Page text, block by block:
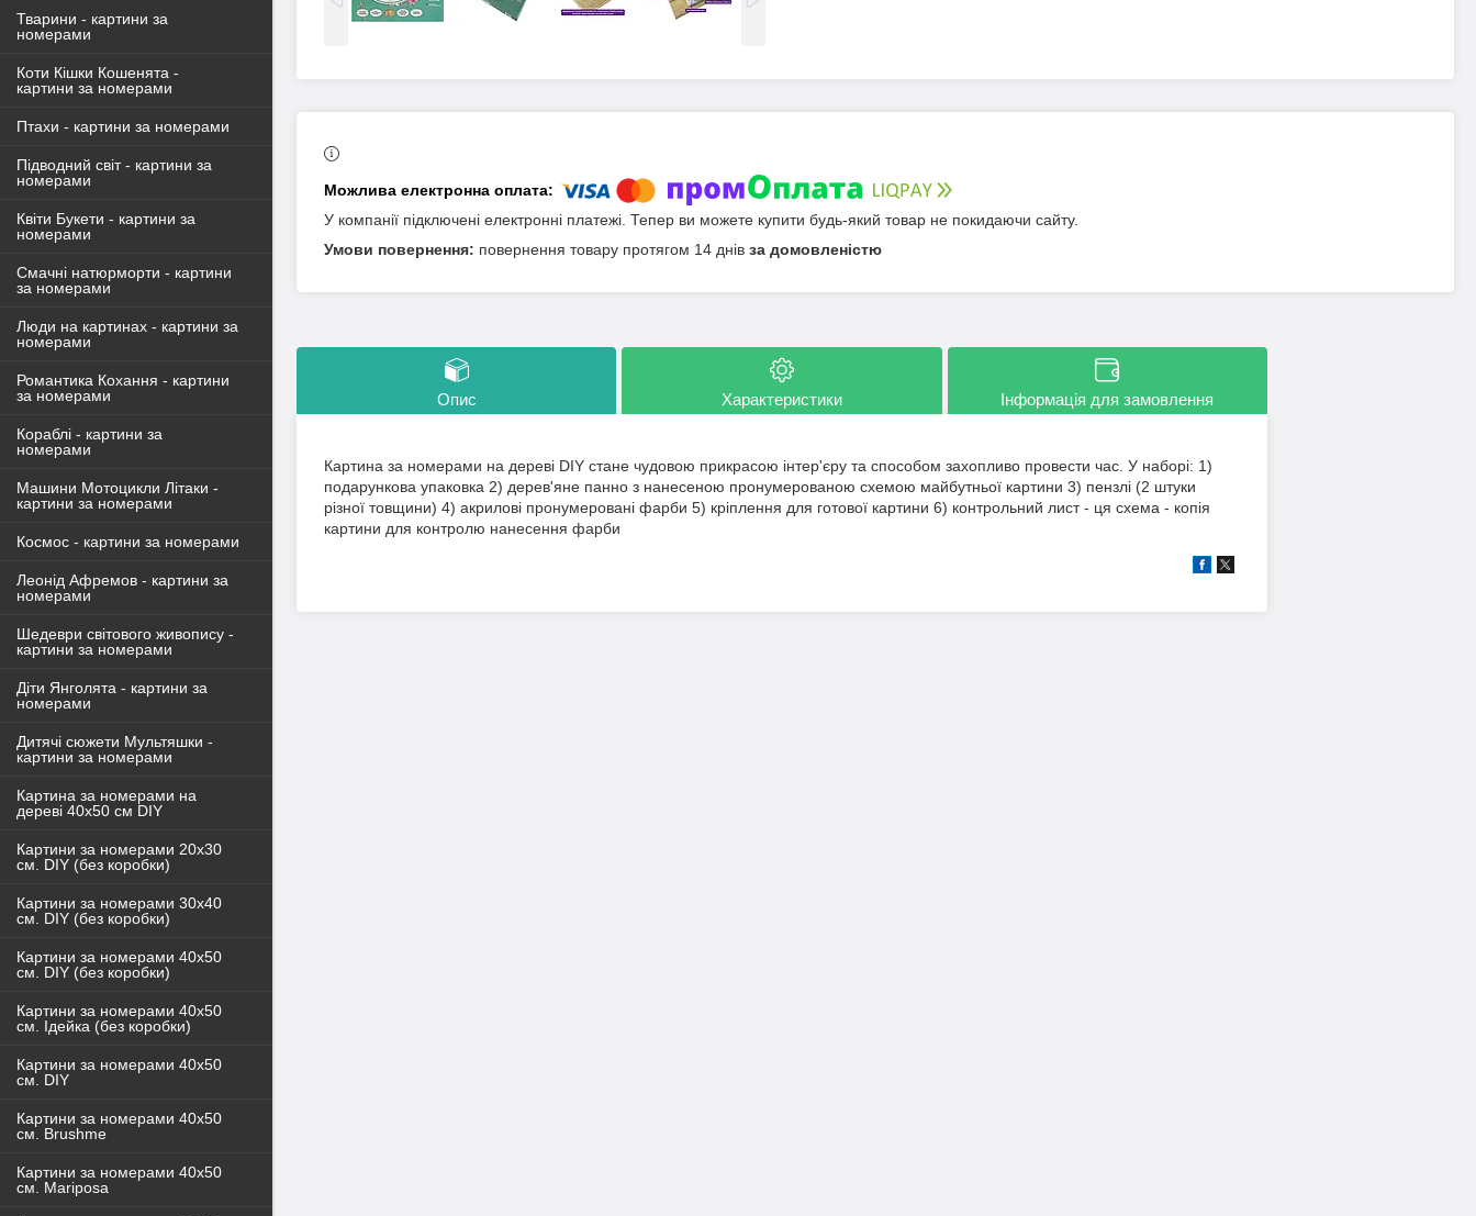
У компанії підключені електронні платежі. Тепер ви можете купити будь-який товар не покидаючи сайту.
повернення товару протягом 14 днів за домовленістю
Опис Характеристики Інформація для замовлення
Картина за номерами на дереві DIY стане чудовою прикрасою інтер'єру та способом захопливо провести час. У наборі: 1)
подарункова упаковка 2) дерев'яне панно з нанесеною пронумерованою схемою майбутньої картини 3) пензлі (2 штуки
різної товщини) 4) акрилові пронумеровані фарби 5) кріплення для готової картини 6) контрольний лист - ця схема - копія
картини для контролю нанесення фарби
Тварини - картини за
номерами
Коти Кішки Кошенята -
картини за номерами
Птахи - картини за номерами
Підводний світ - картини за
номерами
Квіти Букети - картини за
номерами
Смачні натюрморти - картини
за номерами
Люди на картинах - картини за
номерами
Романтика Кохання - картини
за номерами
Кораблі - картини за
номерами
Машини Мотоцикли Літаки -
картини за номерами
Космос - картини за номерами
Леонід Афремов - картини за
номерами
Шедеври світового живопису -
картини за номерами
Діти Янголята - картини за
номерами
Дитячі сюжети Мультяшки -
картини за номерами
Картина за номерами на
дереві 40х50 см DIY
Картини за номерами 20х30
см. DIY (без коробки)
Картини за номерами 30х40
см. DIY (без коробки)
Картини за номерами 40х50
см. DIY (без коробки)
Картини за номерами 40x50
см. Ідейка (без коробки)
Картини за номерами 40х50
см. DIY
Картини за номерами 40х50
см. Brushme
Картини за номерами 40х50
см. Mariposa